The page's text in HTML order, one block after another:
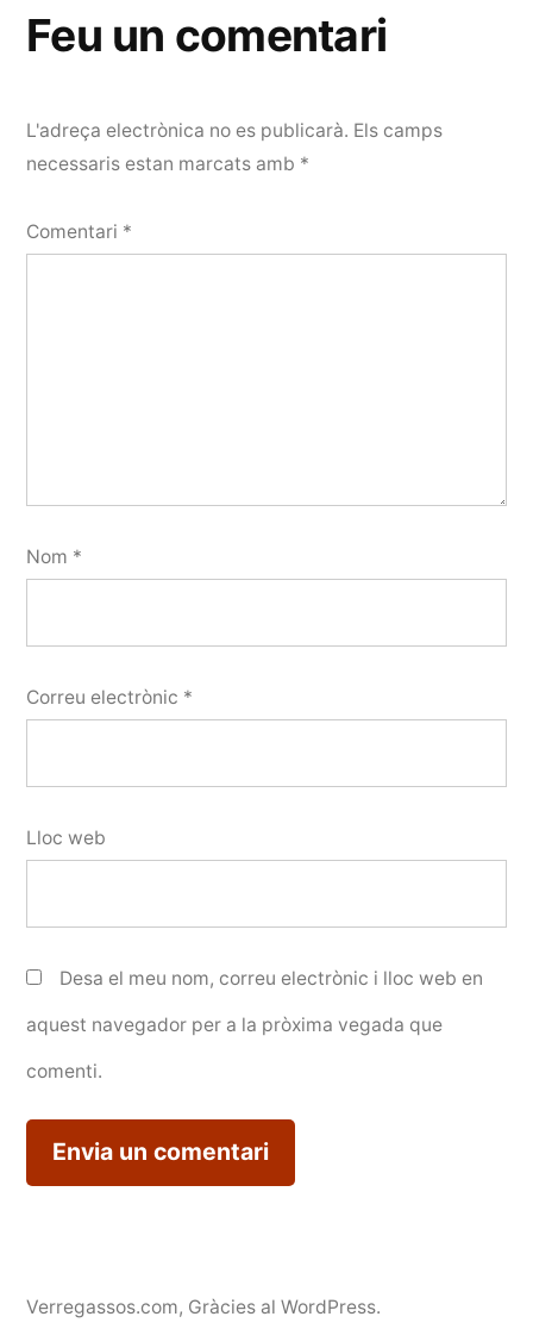
Feu un comentari
L'adreça electrònica no es publicarà. Els camps
necessaris estan marcats amb *
Comentari *
Nom *
Correu electrònic *
Lloc web
Desa el meu nom, correu electrònic i lloc web en
aquest navegador per a la pròxima vegada que
comenti.
Verregassos.com, Gràcies al WordPress.